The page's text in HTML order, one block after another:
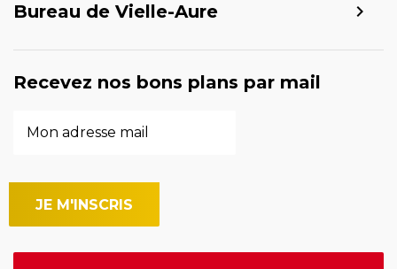
Bureau de Vielle-Aure
Recevez nos bons plans par mail